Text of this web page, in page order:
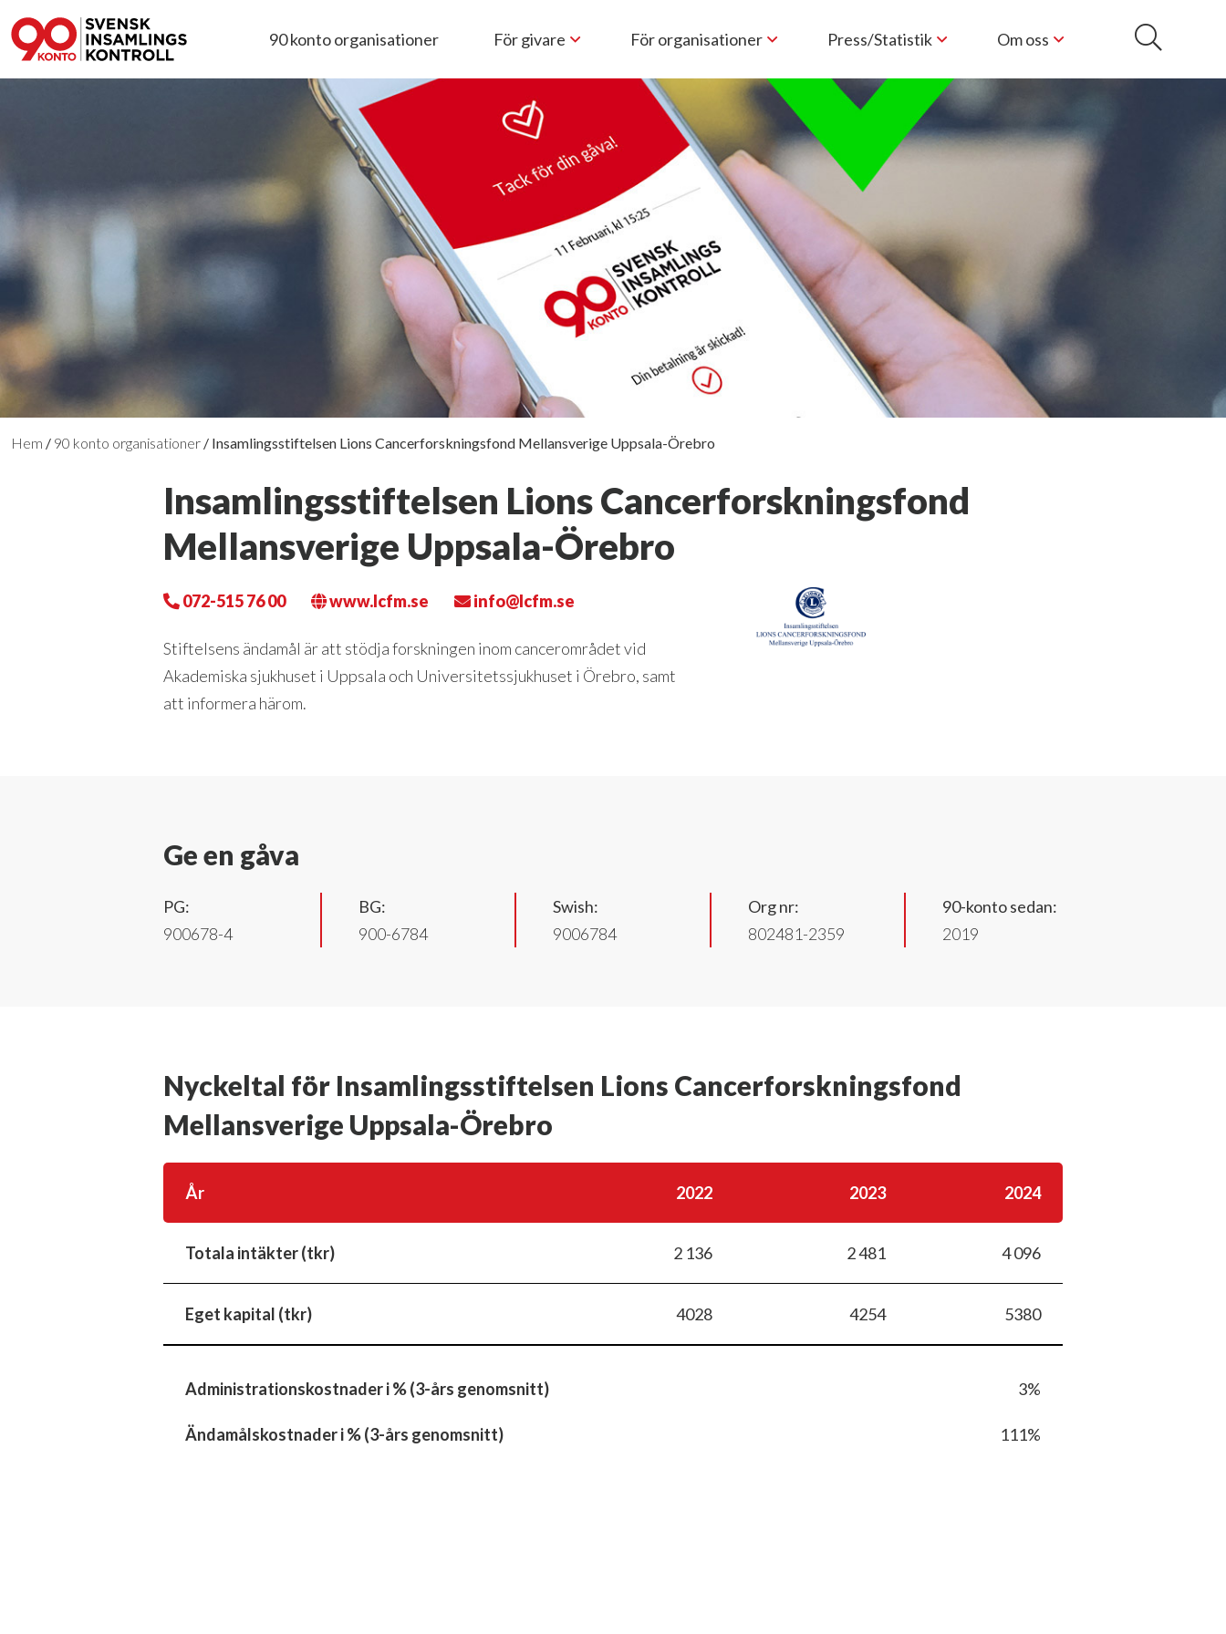
90 konto organisationer För givare För organisationer Press/Statistik Om oss
Hem / 90 konto organisationer / Insamlingsstiftelsen Lions Cancerforskningsfond Mellansverige Uppsala-Örebro
Insamlingsstiftelsen Lions Cancerforskningsfond
Mellansverige Uppsala-Örebro
072-515 76 00 www.lcfm.se info@lcfm.se
Stiftelsens ändamål är att stödja forskningen inom cancerområdet vid
Akademiska sjukhuset i Uppsala och Universitetssjukhuset i Örebro, samt
att informera härom.
Ge en gåva
PG:
900678-4
BG:
900-6784
Swish:
9006784
Org nr:
802481-2359
90-konto sedan:
2019
Nyckeltal för Insamlingsstiftelsen Lions Cancerforskningsfond
Mellansverige Uppsala-Örebro
År 2022 2023 2024
Totala intäkter (tkr) 2 136 2 481 4 096
Eget kapital (tkr) 4028 4254 5380
Administrationskostnader i % (3-års genomsnitt) 3%
Ändamålskostnader i % (3-års genomsnitt) 111%